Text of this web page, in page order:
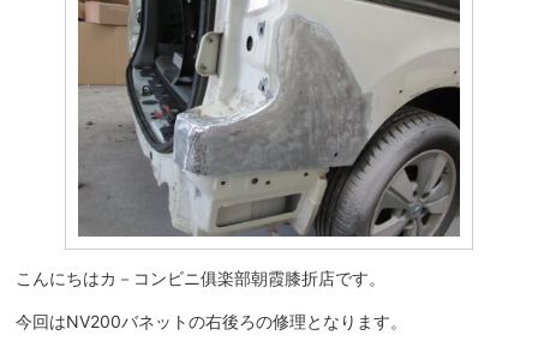
こんにちはカ－コンビニ俱楽部朝霞膝折店です。
今回はNV200バネットの右後ろの修理となります。